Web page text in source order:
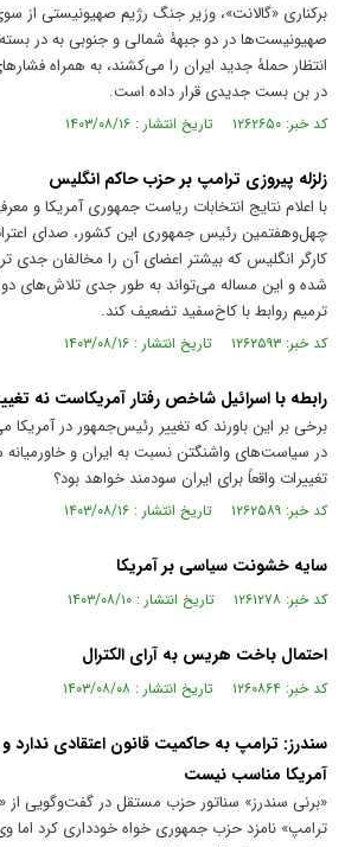
برکناری «گالانت»، وزیر جنگ رژیم صهیونیستی از
صهیونیست‌ها در دو جبهۀ شمالی و جنوبی به در
انتظار حملۀ جدید ایران را می‌کشند، به همراه
در بن بست جدیدی قرار داده است.
کد خبر: ۱۲۶۲۶۵۰ تاریخ انتشار : ۱۴۰۳/۰۸/۱۶
زلزله پیروزی ترامپ بر حزب حاکم انگلیس
با اعلام نتایج انتخابات ریاست جمهوری آمریکا و
چهل‌وهفتمین رئیس جمهوری این کشور، صدای
کارگر انگلیس که بیشتر اعضای آن را مخالفان جدی
شده و این مساله می‌تواند به طور جدی تلاش‌های
ترمیم روابط با کاخ‌سفید تضعیف کند.
کد خبر: ۱۲۶۲۵۹۳ تاریخ انتشار : ۱۴۰۳/۰۸/۱۶
رابطه با اسرائیل شاخص رفتار آمریکاست نه
برخی بر این باورند که تغییر رئیس‌جمهور در آمریکا
در سیاست‌های واشنگتن نسبت به ایران و خاورمیانه
تغییرات واقعاً برای ایران سودمند خواهد بود؟
کد خبر: ۱۲۶۲۵۸۹ تاریخ انتشار : ۱۴۰۳/۰۸/۱۶
سایه خشونت سیاسی بر آمریکا
کد خبر: ۱۲۶۱۲۷۸ تاریخ انتشار : ۱۴۰۳/۰۸/۱۰
احتمال باخت هریس به آرای الکترال
کد خبر: ۱۲۶۰۸۶۴ تاریخ انتشار : ۱۴۰۳/۰۸/۰۸
سندرز: ترامپ به حاکمیت قانون اعتقادی
آمریکا مناسب نیست
«برنی سندرز» سناتور حزب مستقل در گفت‌وگویی از
ترامپ» نامزد حزب جمهوری خواه خودداری کرد اما